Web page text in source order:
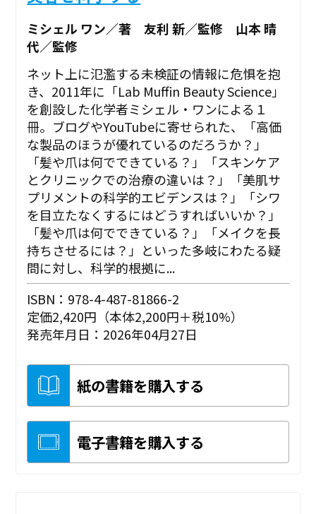
ミシェル ワン／著 友利 新／監修 山本 晴
代／監修
ネット上に氾濫する未検証の情報に危惧を抱
き、2011年に「Lab Muffin Beauty Science」
を創設した化学者ミシェル・ワンによる１
冊。ブログやYouTubeに寄せられた、「高価
な製品のほうが優れているのだろうか？」
「髪や爪は何でできている？」「スキンケア
とクリニックでの治療の違いは？」「美肌サ
プリメントの科学的エビデンスは？」「シワ
を目立たなくするにはどうすればいいか？」
「髪や爪は何でできている？」「メイクを長
持ちさせるには？」といった多岐にわたる疑
問に対し、科学的根拠に...
ISBN：978-4-487-81866-2
定価2,420円（本体2,200円＋税10%）
発売年月日：2026年04月27日
紙の書籍を購入する
電子書籍を購入する